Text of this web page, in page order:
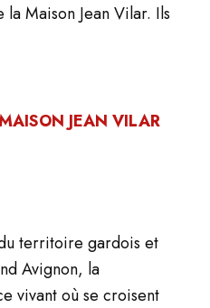
Maison Jean Vilar. Ils
JEAN VILAR
territoire gardois et
Avignon, la
vivant où se croisent